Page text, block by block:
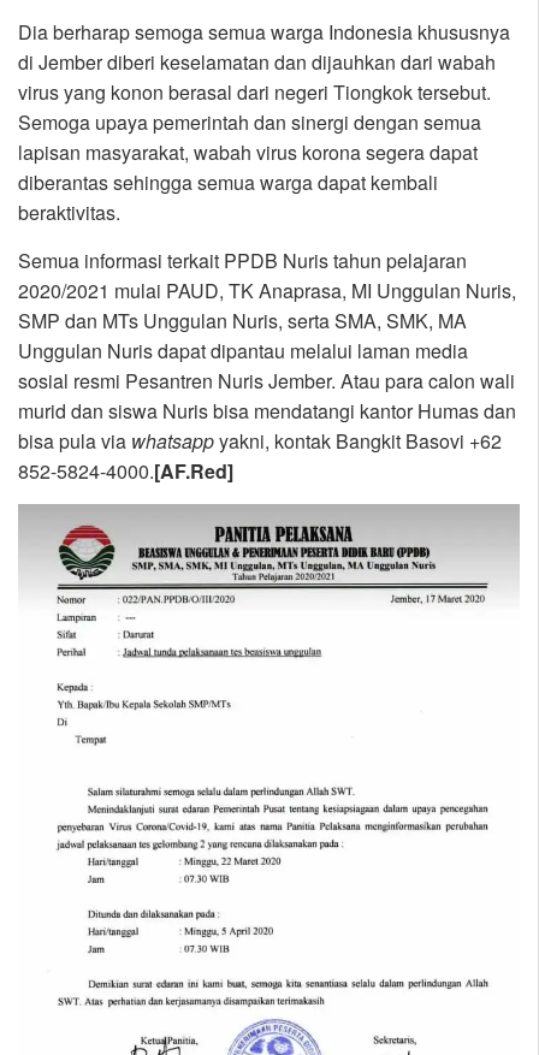
Dia berharap semoga semua warga Indonesia khususnya
di Jember diberi keselamatan dan dijauhkan dari wabah
virus yang konon berasal dari negeri Tiongkok tersebut.
Semoga upaya pemerintah dan sinergi dengan semua
lapisan masyarakat, wabah virus korona segera dapat
diberantas sehingga semua warga dapat kembali
beraktivitas.
Semua informasi terkait PPDB Nuris tahun pelajaran
2020/2021 mulai PAUD, TK Anaprasa, MI Unggulan Nuris,
SMP dan MTs Unggulan Nuris, serta SMA, SMK, MA
Unggulan Nuris dapat dipantau melalui laman media
sosial resmi Pesantren Nuris Jember. Atau para calon wali
murid dan siswa Nuris bisa mendatangi kantor Humas dan
bisa pula via whatsappyakni, kontak Bangkit Basovi +62
852-5824-4000.[AF.Red]